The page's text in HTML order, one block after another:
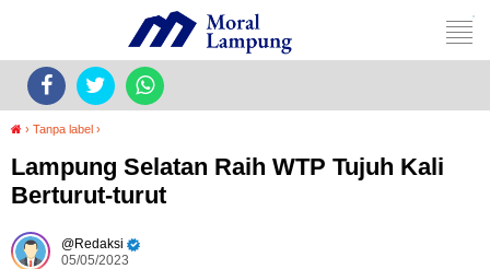
› Tanpa label ›
Lampung Selatan Raih WTP Tujuh Kali
Berturut-turut
Redaksi
05/05/2023